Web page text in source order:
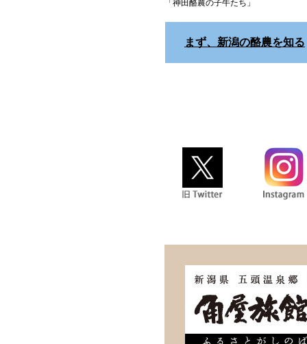
「神田酪農の子牛たち」
まず、新潟の酪農を知る